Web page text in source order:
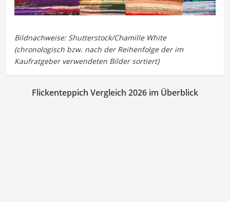
Flickenteppich Vergleich 2026 im Überblick